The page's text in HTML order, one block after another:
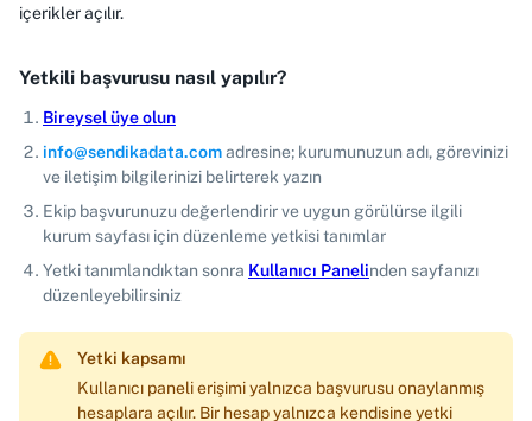
içerikler açılır.
Yetkili başvurusu nasıl yapılır?
Bireysel üye olun
info@sendikadata.comadresine; kurumunuzun adı, görevinizi
ve iletişim bilgilerinizi belirterek yazın
Ekip başvurunuzu değerlendirir ve uygun görülürse ilgili
kurum sayfası için düzenleme yetkisi tanımlar
Yetki tanımlandıktan sonra Kullanıcı Panelinden sayfanızı
düzenleyebilirsiniz
Yetki kapsamı
Kullanıcı paneli erişimi yalnızca başvurusu onaylanmış
hesaplara açılır. Bir hesap yalnızca kendisine yetki